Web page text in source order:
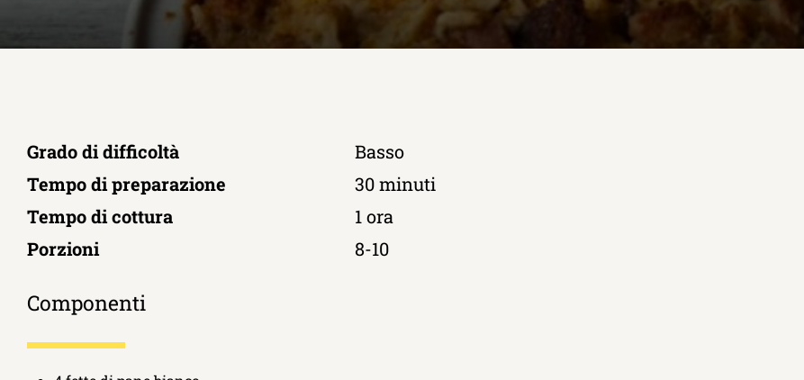
Grado di difficoltà
Basso
Tempo di preparazione
30 minuti
Tempo di cottura
1 ora
Porzioni
8-10
Componenti